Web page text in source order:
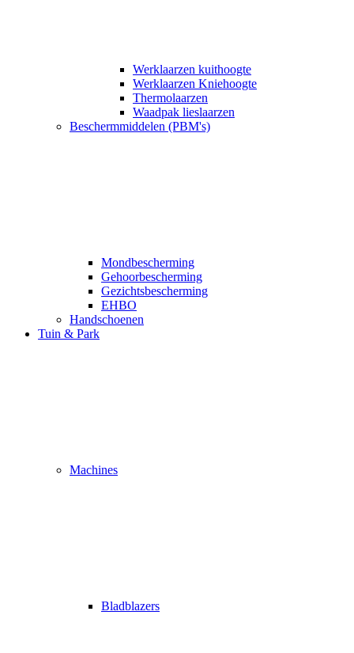
Werklaarzen kuithoogte
Werklaarzen Kniehoogte
Thermolaarzen
Waadpak lieslaarzen
Beschermmiddelen (PBM's)
Mondbescherming
Gehoorbescherming
Gezichtsbescherming
EHBO
Handschoenen
Tuin & Park
Machines
Bladblazers